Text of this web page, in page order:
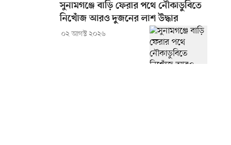
সুনামগঞ্জে বাড়ি ফেরার পথে নৌকাডুবিতে
নিখোঁজ আরও দুজনের লাশ উদ্ধার
০২ আগস্ট ২০২৬